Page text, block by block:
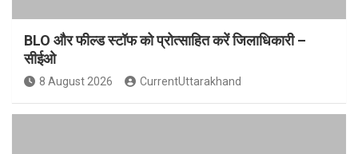
BLO और फील्ड स्टॉफ को प्रोत्साहित करें जिलाधिकारी –
सीईओ
8 August 2026 CurrentUttarakhand